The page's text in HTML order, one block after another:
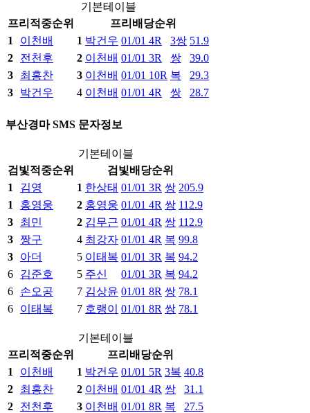
기본테이블
프리 적중순위 프리 배당순위
1
이천배 1 박건우 01/01 4R 3쌍 51.9
2
전천후 2 이천배 01/01 3R 쌍
39.0
3
최홍찬 3 이천배 01/01 10R 복
29.3
3
박건우 4 이천배 01/01 4R 쌍 28.7
부산경마 SMS 문자정보
기본테이블
검빛적중순위 검빛배당순위
1
김영 1 한상태 01/01 3R 쌍 205.9
1
홍영웅 2 홍영웅 01/01 4R 쌍 112.9
3
최민 2 김무근 01/01 4R 쌍 112.9
3
짱구 4 최강자 01/01 4R 복 99.8
3
아더 5 이태복 01/01 3R 복 94.2
6
김준호 5 주신 01/01 3R 복 94.2
6
손오공 7 김상윤 01/01 8R 쌍 78.1
6
이태복 7 호랭이 01/01 8R 쌍 78.1
기본테이블
프리 적중순위 프리 배당순위
1
이천배 1 박건우 01/01 5R 3복 40.8
2
최홍찬 2 이천배 01/01 4R 쌍
31.1
2
전천후 3 이천배 01/01 8R 복
27.5